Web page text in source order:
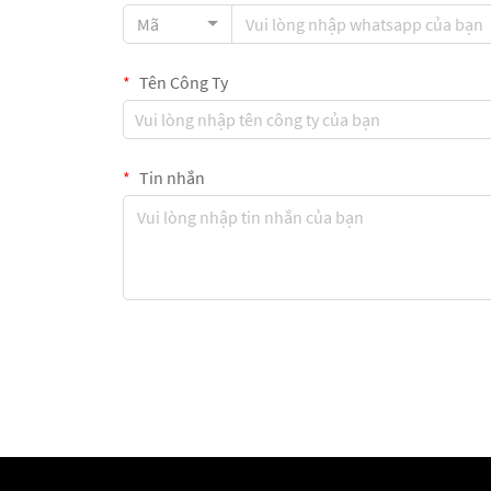
Mã
Tên Công Ty
Tin nhắn